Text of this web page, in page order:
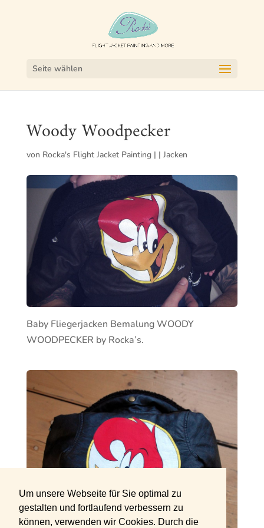
Um unsere Webseite für Sie optimal zu
gestalten und fortlaufend verbessern zu
können, verwenden wir Cookies. Durch die
Seite wählen
Woody Woodpecker
von Rocka's Flight Jacket Painting| | Jacken
Baby Fliegerjacken Bemalung WOODY
WOODPECKER by Rocka’s.